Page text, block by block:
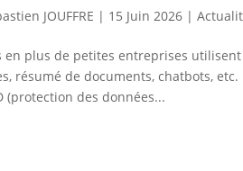
JOUFFRE | 15 Juin 2026 |
en plus de petites entreprises
résumé de documents, chatbots,
(protection des données...